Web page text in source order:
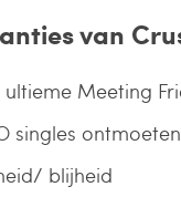
van
ultieme Meeting
singles ontmoeten
blijheid